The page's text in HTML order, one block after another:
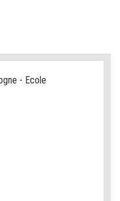
- Ecole